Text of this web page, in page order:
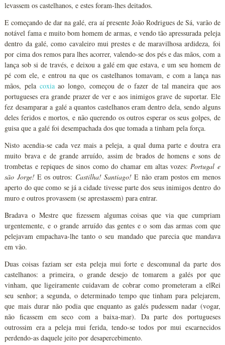
levassem os castelhanos, e estes foram-lhes deitados.
E começando de dar na galé, era aí presente João Rodrigues de Sá, varão de
notável fama e muito bom homem de armas, e vendo tão apressurada peleja
dentro da galé, como cavaleiro mui prestes e de maravilhosa ardideza, foi
por cima dos remos para lhes acorrer, valendo-se dos pés e das mãos, com a
lança sob si de través, e deixou a galé em que estava, e um seu homem de
pé com ele, e entrou na que os castelhanos tomavam, e com a lança nas
mãos, pela coxiaao longo, começou de o fazer de tal maneira que aos
portugueses era grande prazer de ver e aos inimigos grave de suportar. Ele
fez desamparar a galé a quantos castelhanos eram dentro dela, sendo alguns
deles feridos e mortos, e não querendo os outros esperar os seus golpes, de
guisa que a galé foi desempachada dos que tomada a tinham pela força.
Nisto acendia-se cada vez mais a peleja, a qual duma parte e doutra era
muito brava e de grande arruído, assim de brados de homens e sons de
trombetas e repiques de sinos como do chamar em altas vozes:Portugal e
são Jorge! E os outros: Castilha! Santiago! E não eram postos em menos
aperto do que como se já a cidade tivesse parte dos seus inimigos dentro do
muro e outros provassem (se aprestassem) para entrar.
Bradava o Mestre que fizessem algumas coisas que via que cumpriam
urgentemente, e o grande arruído das gentes e o som das armas com que
pelejavam empachava-lhe tanto o seu mandado que parecia que mandava
em vão.
Duas coisas faziam ser esta peleja mui forte e descomunal da parte dos
castelhanos: a primeira, o grande desejo de tomarem a galés por que
vinham, que ligeiramente cuidavam de cobrar como prometeram a elRei
seu senhor; a segunda, o determinado tempo que tinham para pelejarem,
que mais durar não podia que enquanto as galés pudessem nadar (vogar,
não ficassem em seco com a baixa-mar). Da parte dos portugueses
outrossim era a peleja mui ferida, tendo-se todos por mui escarnecidos
perdendo-as daquele jeito por desapercebimento.